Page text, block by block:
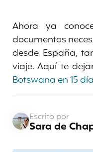
Ahora ya
documentos
desde España,
viaje. Aquí te
Botswana en 15
Escrito por
Sara de